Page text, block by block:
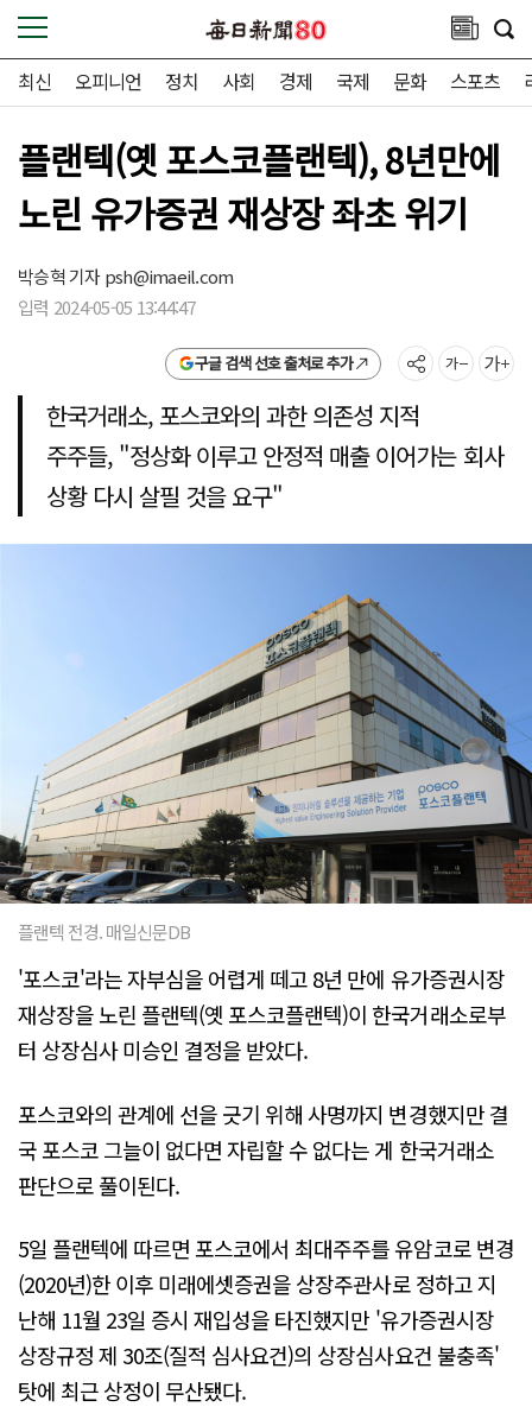
최신 오피니언 정치 사회 경제 국제 문화 스포츠
플랜텍(옛 포스코플랜텍), 8년만에
노린 유가증권 재상장 좌초 위기
박승혁 기자psh@imaeil.com
입력 2024-05-05 13:44:47
구글 검색 선호 출처로 추가
한국거래소, 포스코와의 과한 의존성 지적
주주들, "정상화 이루고 안정적 매출 이어가는 회사
상황 다시 살필 것을 요구"
플랜텍 전경. 매일신문DB
'포스코'라는 자부심을 어렵게 떼고 8년 만에 유가증권시장
재상장을 노린 플랜텍(옛 포스코플랜텍)이 한국거래소로부
터 상장심사 미승인 결정을 받았다.
포스코와의 관계에 선을 긋기 위해 사명까지 변경했지만 결
국 포스코 그늘이 없다면 자립할 수 없다는 게 한국거래소
판단으로 풀이된다.
5일 플랜텍에 따르면 포스코에서 최대주주를 유암코로 변경
(2020년)한 이후 미래에셋증권을 상장주관사로 정하고 지
난해 11월 23일 증시 재입성을 타진했지만 '유가증권시장
상장규정 제 30조(질적 심사요건)의 상장심사요건 불충족'
탓에 최근 상정이 무산됐다.